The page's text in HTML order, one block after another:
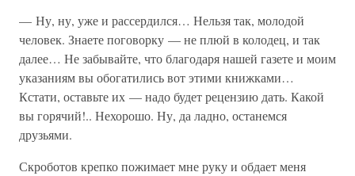
— Ну, ну, уже и рассердился… Нельзя так, молодой
человек. Знаете поговорку — не плюй в колодец, и так
далее… Не забывайте, что благодаря нашей газете и моим
указаниям вы обогатились вот этими книжками…
Кстати, оставьте их — надо будет рецензию дать. Какой
вы горячий!.. Нехорошо. Ну, да ладно, останемся
друзьями.
Скроботов крепко пожимает мне руку и обдает меня